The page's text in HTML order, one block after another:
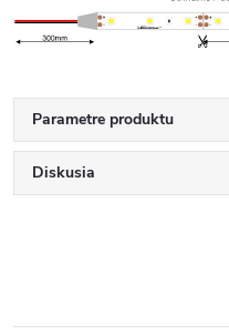
Parametre produktu
Diskusia